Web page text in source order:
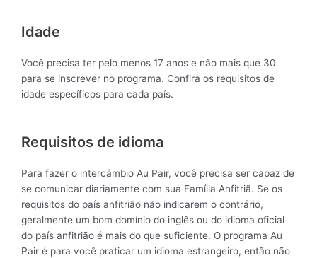
Idade
Você precisa ter pelo menos 17 anos e não mais que 30
para se inscrever no programa. Confira os requisitos de
idade específicos para cada país.
Requisitos de idioma
Para fazer o intercâmbio Au Pair, você precisa ser capaz de
se comunicar diariamente com sua Família Anfitriã. Se os
requisitos do país anfitrião não indicarem o contrário,
geralmente um bom domínio do inglês ou do idioma oficial
do país anfitrião é mais do que suficiente. O programa Au
Pair é para você praticar um idioma estrangeiro, então não